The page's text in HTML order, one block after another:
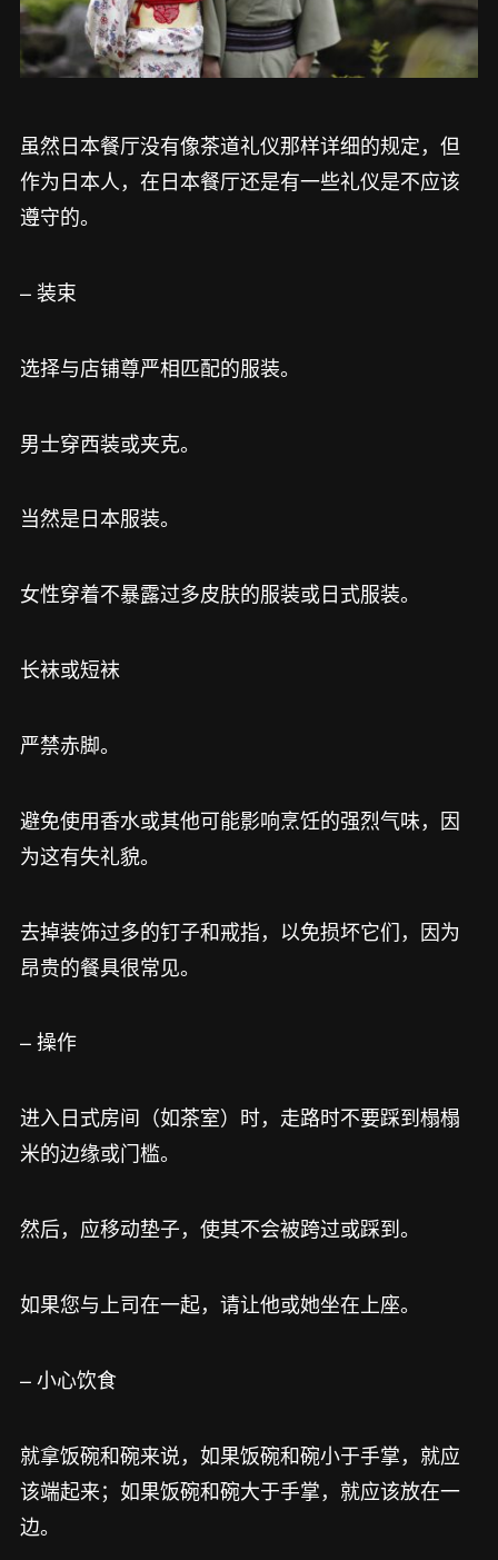
虽然日本餐厅没有像茶道礼仪那样详细的规定，但
作为日本人，在日本餐厅还是有一些礼仪是不应该
遵守的。
– 装束
选择与店铺尊严相匹配的服装。
男士穿西装或夹克。
当然是日本服装。
女性穿着不暴露过多皮肤的服装或日式服装。
长袜或短袜
严禁赤脚。
避免使用香水或其他可能影响烹饪的强烈气味，因
为这有失礼貌。
去掉装饰过多的钉子和戒指，以免损坏它们，因为
昂贵的餐具很常见。
– 操作
进入日式房间（如茶室）时，走路时不要踩到榻榻
米的边缘或门槛。
然后，应移动垫子，使其不会被跨过或踩到。
如果您与上司在一起，请让他或她坐在上座。
– 小心饮食
就拿饭碗和碗来说，如果饭碗和碗小于手掌，就应
该端起来；如果饭碗和碗大于手掌，就应该放在一
边。